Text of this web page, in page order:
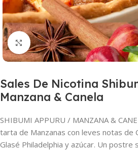
Haga clic para ampliar
Sales De Nicotina
Manzana & Canela
SHIBUMI APPURU / MANZANA &
tarta de Manzanas con leves notas de
Glasé Philadelphia y azúcar. Un